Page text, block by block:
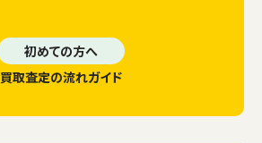
初めての方へ
買取査定の流れガイド